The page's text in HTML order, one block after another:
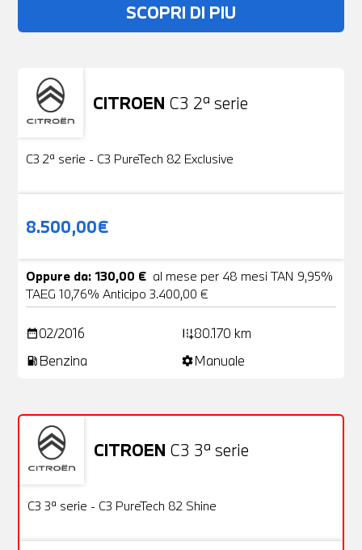
SCOPRI DI PIU
CITROEN C3 2ª serie
Usato
C3 2ª serie - C3 PureTech 82 Exclusive
8.500,00€
Oppure da: 130,00 € al mese per 48 mesi TAN 9,95%
TAEG 10,76% Anticipo 3.400,00 €
date_range02/2016 add_road80.170 km
local_gas_station Benzina settingsManuale
CITROEN C3 3ª serie
OFFERTA
Usato
C3 3ª serie - C3 PureTech 82 Shine